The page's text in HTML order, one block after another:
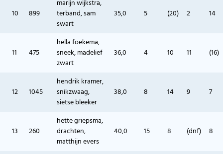
10 899
marijn wijkstra,
terband, sam
swart
35,0 5 (20) 2 14
11 475
hella foekema,
sneek, madelief
zwart
36,0 4 10 11 (16)
12 1045
hendrik kramer,
snikzwaag,
sietse bleeker
38,0 8 14 9 7
13 260
hette griepsma,
drachten,
matthijn evers
40,0 15 8 (dnf) 8